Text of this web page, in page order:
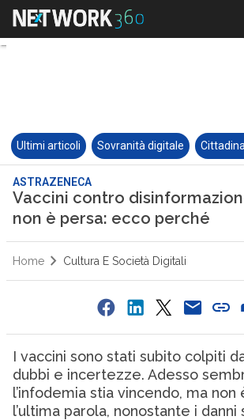
Ultimi articoli Sovranità digitale
ASTRAZENECA
Vaccini contro
non è persa: ecco perché
Home Cultura E Società Digitali
I vaccini sono stati subito colpiti
dubbi e incertezze. Adesso
l’infodemia stia vincendo, ma
l’ultima parola, nonostante i danni